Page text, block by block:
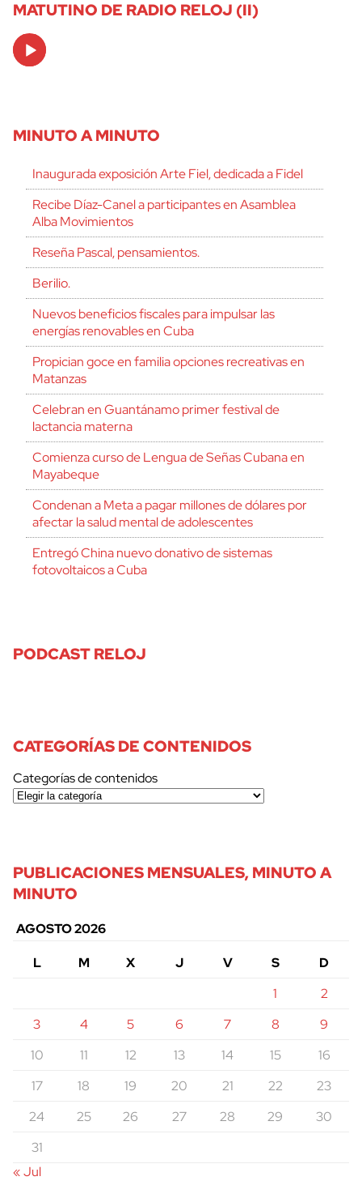
MATUTINO DE RADIO RELOJ (II)
Audio
Player
MINUTO A MINUTO
Inaugurada exposición Arte Fiel, dedicada a Fidel
Recibe Díaz-Canel a participantes en Asamblea
Alba Movimientos
Reseña Pascal, pensamientos.
Berilio.
Nuevos beneficios fiscales para impulsar las
energías renovables en Cuba
Propician goce en familia opciones recreativas en
Matanzas
Celebran en Guantánamo primer festival de
lactancia materna
Comienza curso de Lengua de Señas Cubana en
Mayabeque
Condenan a Meta a pagar millones de dólares por
afectar la salud mental de adolescentes
Entregó China nuevo donativo de sistemas
fotovoltaicos a Cuba
PODCAST RELOJ
CATEGORÍAS DE CONTENIDOS
Categorías de contenidos
PUBLICACIONES MENSUALES, MINUTO A
MINUTO
AGOSTO 2026
L
M X J V S
D
1
2
3
4 5 6 7 8
9
10
11 12 13 14 15
16
17
18 19 20 21 22
23
24
25 26 27 28 29
30
31
« Jul